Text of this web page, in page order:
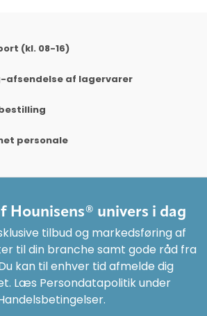
(kl. 08-16)
afsendelse af lagervarer
personale
Hounisens® univers i dag
tilbud og markedsføring af
til din branche samt gode råd fra
kan til enhver tid afmelde dig
Læs Persondatapolitik under